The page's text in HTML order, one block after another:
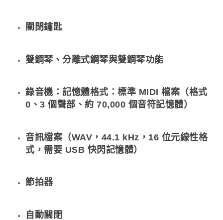
關閉鑰匙
雙鋼琴、分離式鋼琴與雙鋼琴功能
錄音機：記憶體格式：標準 MIDI 檔案（格式
0、3 個聲部、約 70,000 個音符記憶體）
音訊檔案（WAV，44.1 kHz，16 位元線性格
式，需要 USB 快閃記憶體）
節拍器
自動關閉